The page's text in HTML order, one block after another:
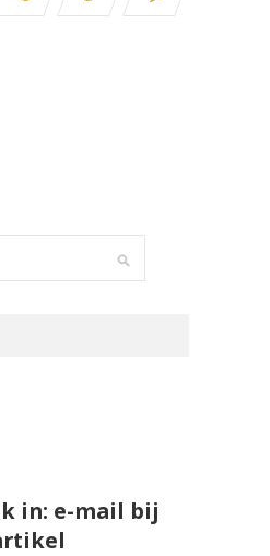
in: e-mail bij